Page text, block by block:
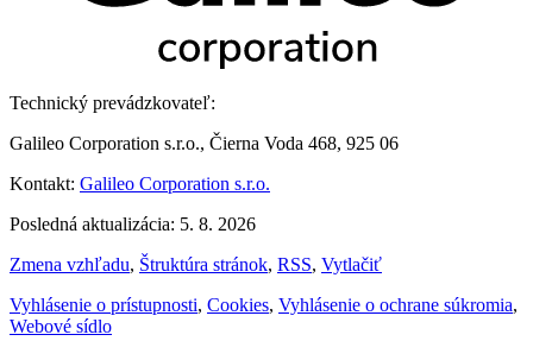
Technický prevádzkovateľ:
Galileo Corporation s.r.o., Čierna Voda 468, 925 06
Kontakt: Galileo Corporation s.r.o.
Posledná aktualizácia: 5. 8. 2026
Zmena vzhľadu, Štruktúra stránok, RSS, Vytlačiť
Vyhlásenie o prístupnosti, Cookies, Vyhlásenie o ochrane súkromia,
Webové sídlo